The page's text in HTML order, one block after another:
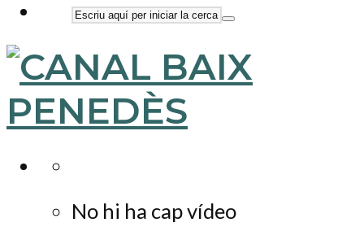
No hi ha cap vídeo